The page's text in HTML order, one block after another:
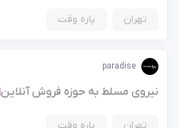
تهران پاره وقت
paradise
نیروی مسلط به حوزه فروش آنلاین